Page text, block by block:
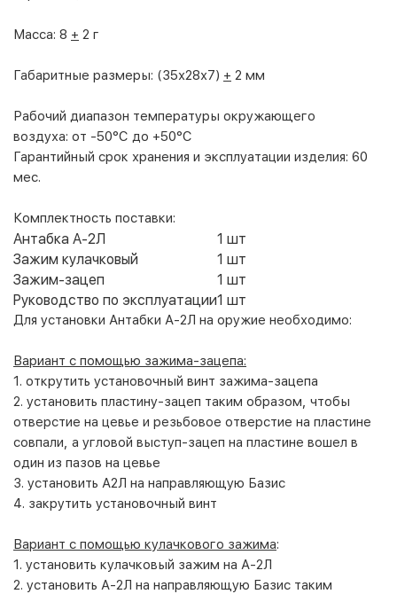
Масса: 8 + 2 г
Габаритные размеры: (35х28х7) + 2 мм
Рабочий диапазон температуры окружающего
воздуха: от -50°С до +50°С
Гарантийный срок хранения и эксплуатации изделия: 60
мес.
Комплектность поставки:
Антабка А-2Л
1 шт
Зажим кулачковый
1 шт
Зажим-зацеп
1 шт
Руководство по эксплуатации1 шт
Для установки Антабки А-2Л на оружие необходимо:
Вариант с помощью зажима-зацепа:
1. открутить установочный винт зажима-зацепа
2. установить пластину-зацеп таким образом, чтобы
отверстие на цевье и резьбовое отверстие на пластине
совпали, а угловой выступ-зацеп на пластине вошел в
один из пазов на цевье
3. установить А2Л на направляющую Базис
4. закрутить установочный винт
Вариант с помощью кулачкового зажима:
1. установить кулачковый зажим на А-2Л
2. установить А-2Л на направляющую Базис таким